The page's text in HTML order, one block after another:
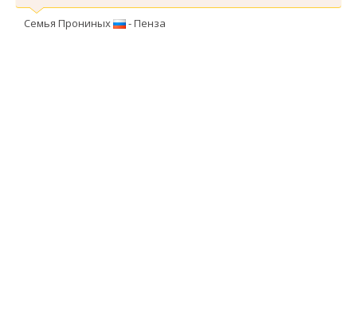
Семья Прониных - Пенза